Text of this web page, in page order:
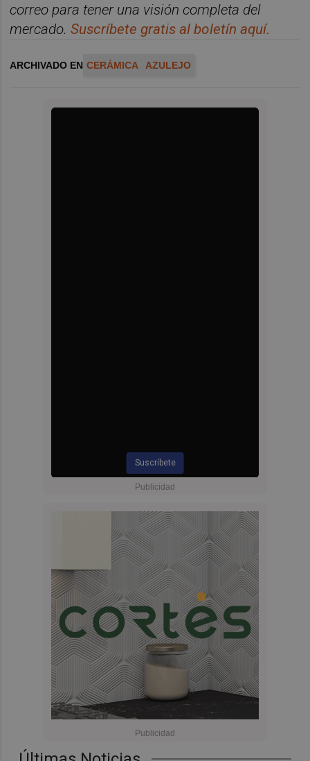
Suscríbete
correo para tener una visión completa del
mercado. Suscríbete gratis alboletín aquí.
ARCHIVADO EN CERÁMICA AZULEJO